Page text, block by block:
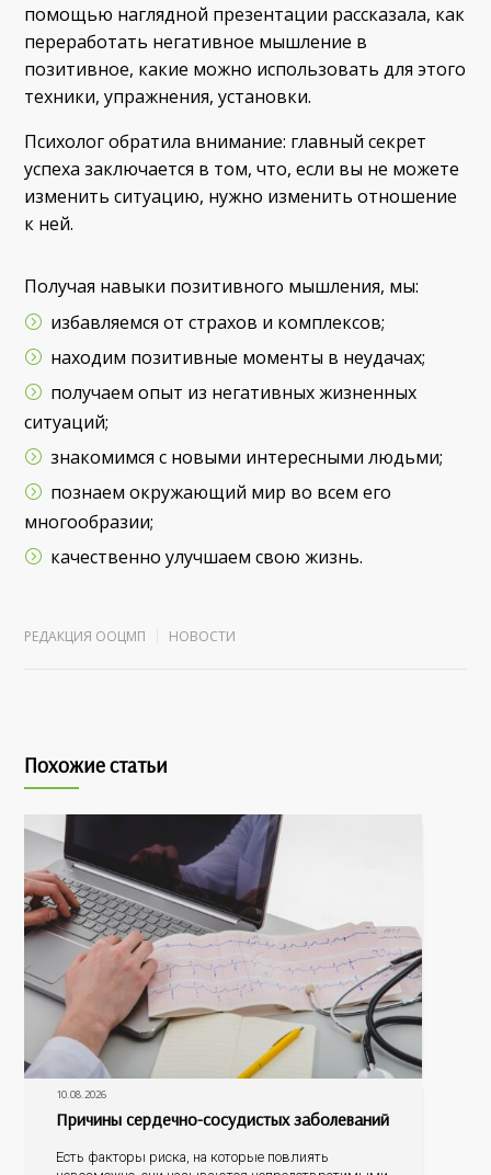
помощью наглядной презентации рассказала, как
переработать негативное мышление в
позитивное, какие можно использовать для этого
техники, упражнения, установки.
Психолог обратила внимание: главный секрет
успеха заключается в том, что, если вы не можете
изменить ситуацию, нужно изменить отношение
к ней.
Получая навыки позитивного мышления, мы:
избавляемся от страхов и комплексов;
находим позитивные моменты в неудачах;
получаем опыт из негативных жизненных
ситуаций;
знакомимся с новыми интересными людьми;
познаем окружающий мир во всем его
многообразии;
качественно улучшаем свою жизнь.
РЕДАКЦИЯ ООЦМП НОВОСТИ
Похожие статьи
10.08.2026
Причины сердечно-сосудистых заболеваний
Есть факторы риска, на которые повлиять